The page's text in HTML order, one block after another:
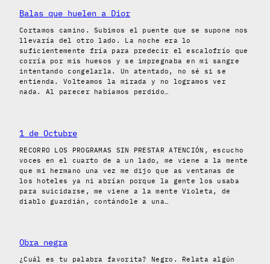
Balas que huelen a Dior
Cortamos camino. Subimos el puente que se supone nos
llevaría del otro lado. La noche era lo
suficientemente fría para predecir el escalofrío que
corría por mis huesos y se impregnaba en mi sangre
intentando congelarla. Un atentado, no sé si se
entienda. Volteamos la mirada y no logramos ver
nada. Al parecer habíamos perdido…
1 de Octubre
RECORRO LOS PROGRAMAS SIN PRESTAR ATENCIÓN, escucho
voces en el cuarto de a un lado, me viene a la mente
que mi hermano una vez me dijo que as ventanas de
los hoteles ya ni abrían porque la gente los usaba
para suicidarse, me viene a la mente Violeta, de
diablo guardián, contándole a una…
Obra negra
¿Cuál es tu palabra favorita? Negro. Relata algún